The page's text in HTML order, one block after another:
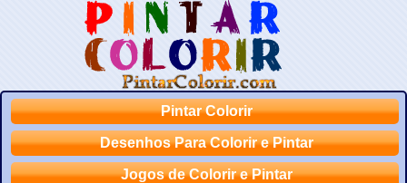
Pintar Colorir
Desenhos Para Colorir e Pintar
Jogos de Colorir e Pintar